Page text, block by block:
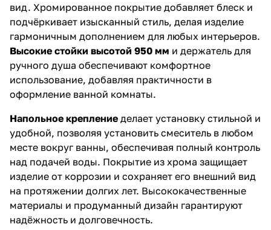
вид. Хромированное покрытие добавляет блеск и
подчёркивает изысканный стиль, делая изделие
гармоничным дополнением для любых интерьеров.
Высокие стойки высотой 950 мм и держатель для
ручного душа обеспечивают комфортное
использование, добавляя практичности в
оформление ванной комнаты.
Напольное крепление делает установку стильной и
удобной, позволяя установить смеситель в любом
месте вокруг ванны, обеспечивая полный контроль
над подачей воды. Покрытие из хрома защищает
изделие от коррозии и сохраняет его внешний вид
на протяжении долгих лет. Высококачественные
материалы и продуманный дизайн гарантируют
надёжность и долговечность.